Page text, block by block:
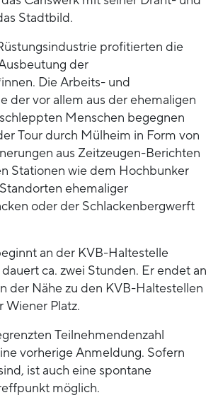
Stadtbild.
profitierten die
der
Die Arbeits- und
der vor allem aus der ehemaligen
Menschen begegnen
Tour durch Mülheim in Form von
aus Zeitzeugen-Berichten
Stationen wie dem Hochbunker
ehemaliger
oder der Schlackenbergwerft
an der KVB-Haltestelle
ca. zwei Stunden. Er endet an
der Nähe zu den KVB-Haltestellen
Wiener Platz.
Teilnehmendenzahl
vorherige Anmeldung. Sofern
ist auch eine spontane
möglich.